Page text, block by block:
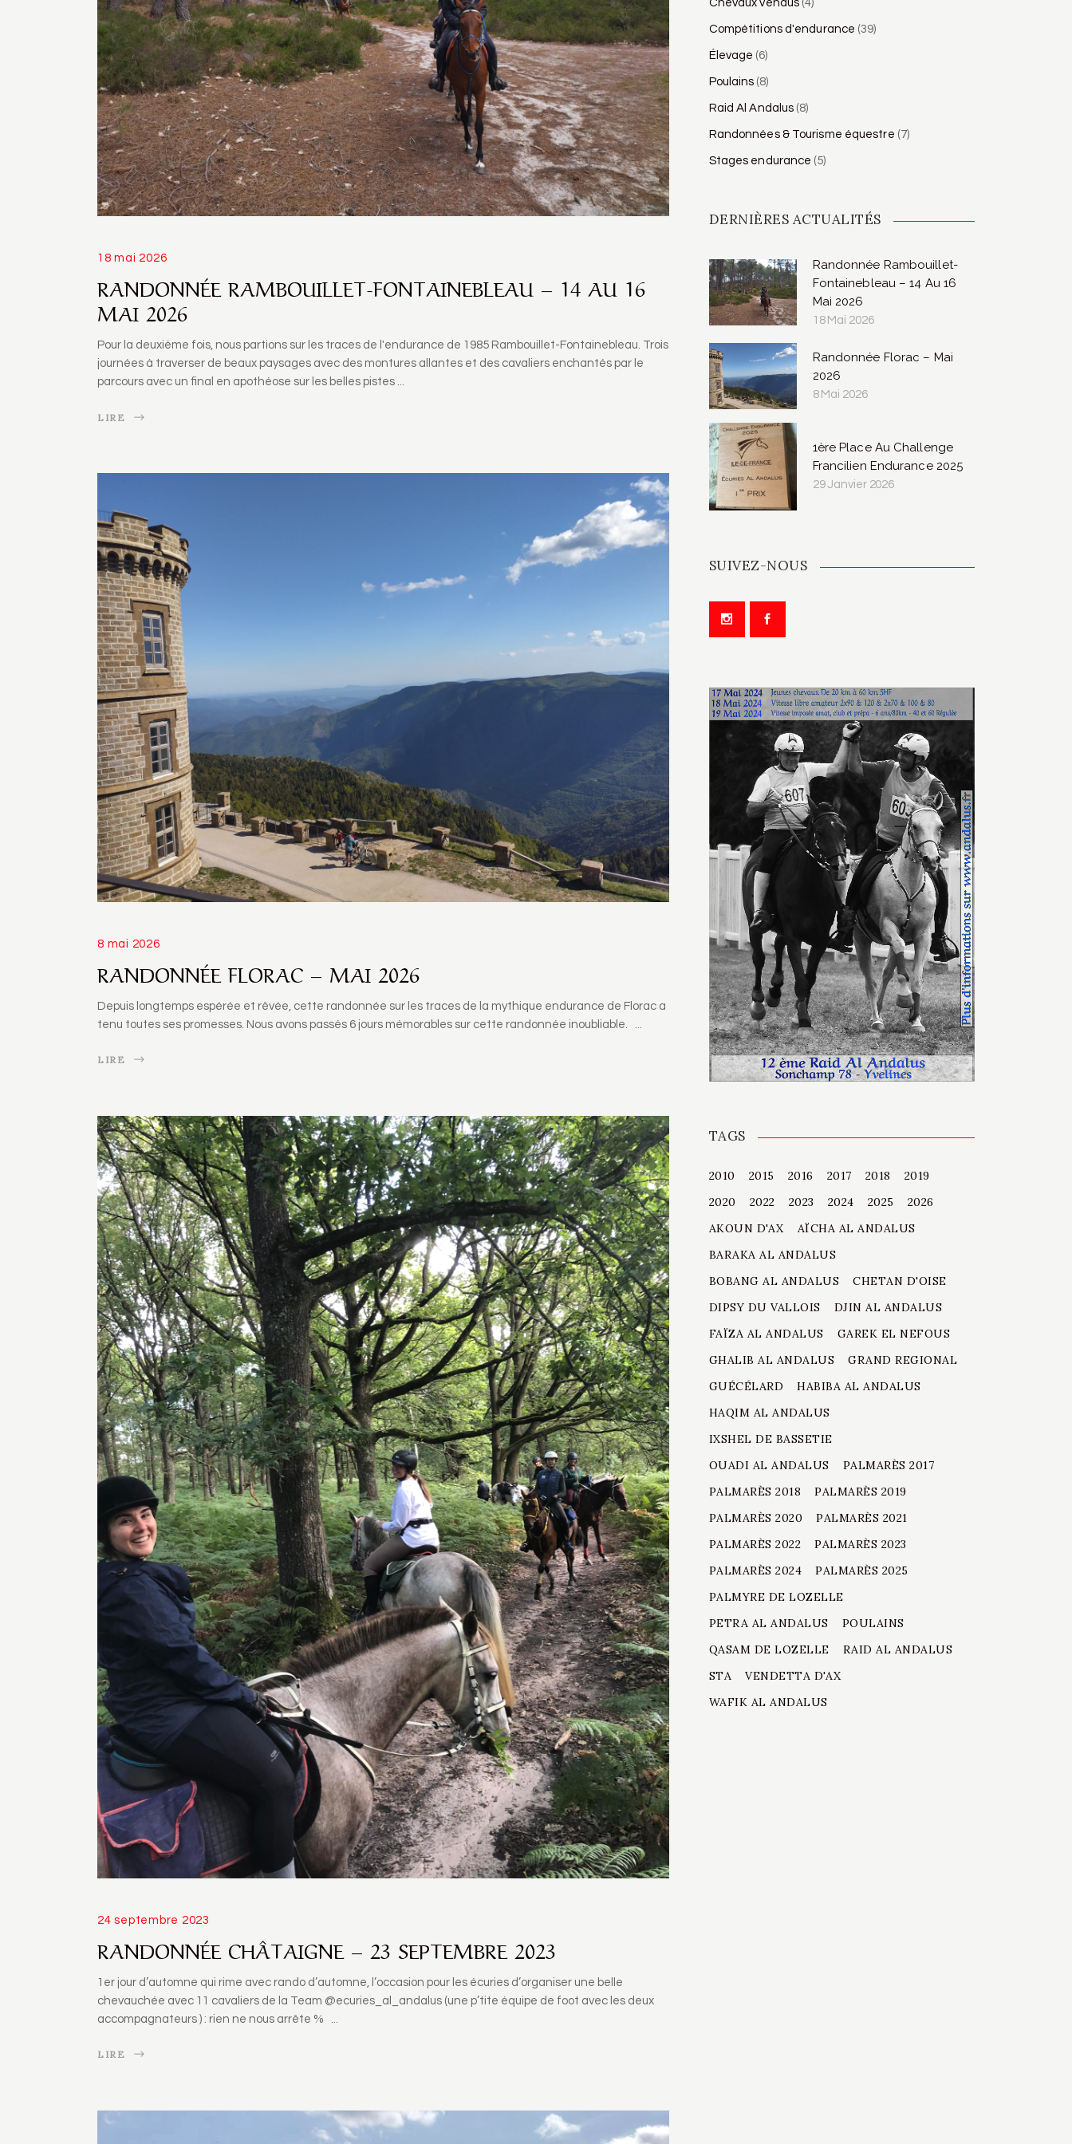
18 mai 2026
RANDONNÉE RAMBOUILLET-FONTAINEBLEAU – 14 AU 16
MAI 2026
Pour la deuxième fois, nous partions sur les traces de l'endurance de 1985 Rambouillet-Fontainebleau. Trois
journées à traverser de beaux paysages avec des montures allantes et des cavaliers enchantés par le
parcours avec un final en apothéose sur les belles pistes
LIRE
8 mai 2026
RANDONNÉE FLORAC – MAI 2026
Depuis longtemps espérée et rêvée, cette randonnée sur les traces de la mythique endurance de Florac a
tenu toutes ses promesses. Nous avons passés 6 jours mémorables sur cette randonnée inoubliable.
LIRE
24 septembre 2023
RANDONNÉE CHÂTAIGNE – 23 SEPTEMBRE 2023
1er jour d’automne qui rime avec rando d’automne, l’occasion pour les écuries d’organiser une belle
chevauchée avec 11 cavaliers de la Team @ecuries_al_andalus (une p’tite équipe de foot avec les deux
accompagnateurs ) : rien ne nous arrête %
LIRE
Chevaux vendus (4)
Compétitions d'endurance (39)
Élevage (6)
Poulains (8)
Raid Al Andalus (8)
Randonnées & Tourisme équestre (7)
Stages endurance (5)
DERNIÈRES ACTUALITÉS
Randonnée Rambouillet-
Fontainebleau – 14 Au 16
Mai 2026
18 Mai 2026
Randonnée Florac – Mai
2026
8 Mai 2026
1ère Place Au Challenge
Francilien Endurance 2025
29 Janvier 2026
SUIVEZ-NOUS
TAGS
2010 2015 2016 2017 2018
2019
2020
2022 2023 2024 2025
2026
AKOUN D'AX
AÏCHA AL ANDALUS
BARAKA AL ANDALUS
BOBANG AL ANDALUS
CHETAN D'OISE
DIPSY DU VALLOIS
DJIN AL ANDALUS
FAÏZA AL ANDALUS
GAREK EL NEFOUS
GHALIB AL ANDALUS
GRAND REGIONAL
GUÉCÉLARD
HABIBA AL ANDALUS
HAQIM AL ANDALUS
IXSHEL DE BASSETIE
OUADI AL ANDALUS
PALMARÈS 2017
PALMARÈS 2018
PALMARÈS 2019
PALMARÈS 2020
PALMARÈS 2021
PALMARÈS 2022
PALMARÈS 2023
PALMARÈS 2024
PALMARÈS 2025
PALMYRE DE LOZELLE
PETRA AL ANDALUS
POULAINS
QASAM DE LOZELLE
RAID AL ANDALUS
STA
VENDETTA D'AX
WAFIK AL ANDALUS